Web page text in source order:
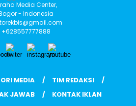
Media Center,
- Indonesia
+628557777888
MEDIA
TIM REDAKSI
JAWAB KONTAK IKLAN